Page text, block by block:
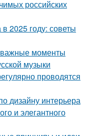
российских
2025 году: советы
важные моменты
музыки
проводятся
дизайну интерьера
и элегантного